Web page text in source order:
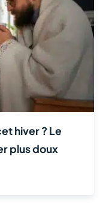
hiver ? Le
plus doux